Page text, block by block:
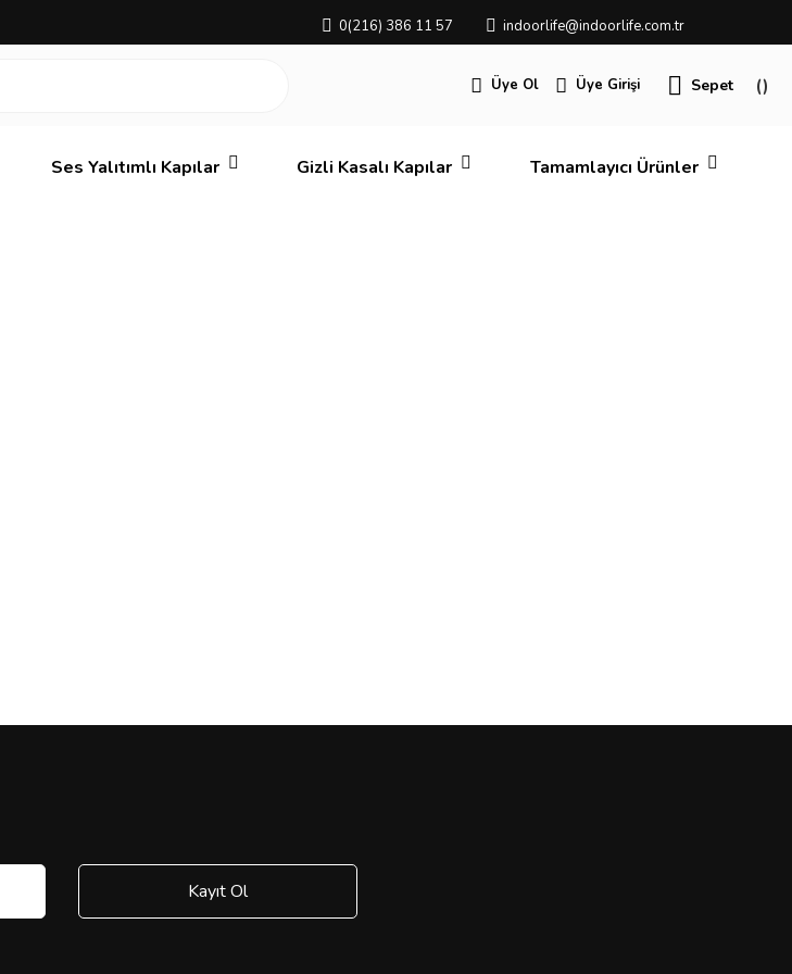
0(216) 386 11 57 indoorlife@indoorlife.com.tr
Üye Ol Üye Girişi Sepet
Ses Yalıtımlı Kapılar Gizli Kasalı Kapılar Tamamlayıcı Ürünler
Kayıt Ol